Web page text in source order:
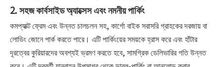
2. সহজ কার্বসাইড অ্যাক্সেস এবং নমনীয় পার্কিং
কমপ্যাক্ট ফ্রেম এবং উন্নত চালচলন সহ, কার্গো বাইক সরাসরি গ্রাহকের দরজায় বা
লোডিং জোনে পার্ক করতে পারে। এটি পার্কিংয়ের সময়কে হ্রাস করে এবং হাঁটার
দূরত্বের কুরিয়ারদের অবশ্যই ভ্রমণ করতে হবে, সামগ্রিক ডেলিভারির গতি উন্নত